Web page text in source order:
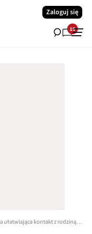
Zaloguj się
19
4family: Aplikacja ułatwiająca kontakt z rodziną od producenta myPhone i Hammer